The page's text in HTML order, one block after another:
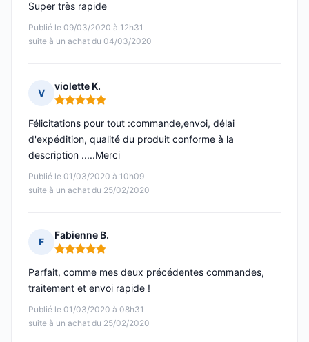
Publié le 09/03/2020 à 12h31
suite à un achat du 04/03/2020
Super très rapide
V
violette K.
Note : 5 sur 5
Publié le 01/03/2020 à 10h09
suite à un achat du 25/02/2020
Félicitations pour tout :commande,envoi, délai
d'expédition, qualité du produit conforme à la
description .....Merci
F
Fabienne B.
Note : 5 sur 5
Publié le 01/03/2020 à 08h31
suite à un achat du 25/02/2020
Parfait, comme mes deux précédentes commandes,
traitement et envoi rapide !